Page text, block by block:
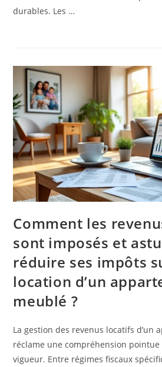
durables. Les …
Comment les
sont imposés et
réduire ses impôts
location d’un
meublé ?
La gestion des revenus locatifs d’un
réclame une compréhension
vigueur. Entre régimes fiscaux